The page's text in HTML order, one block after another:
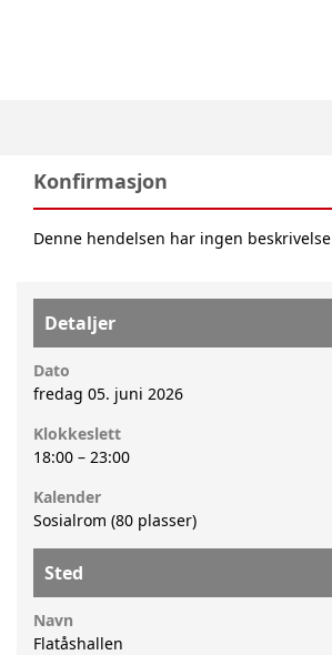
Konfirmasjon
Denne hendelsen har ingen beskrivelse
Detaljer
Dato
fredag 05. juni 2026
Klokkeslett
18:00 – 23:00
Kalender
Sosialrom (80 plasser)
Sted
Navn
Flatåshallen